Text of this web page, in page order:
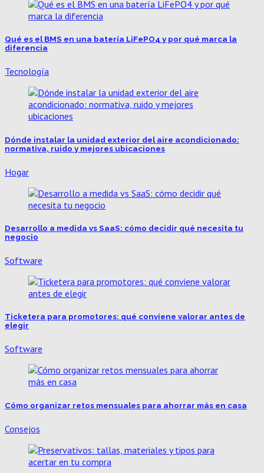
Qué es el BMS en una batería LiFePO4 y por qué marca la
diferencia
Tecnología
Dónde instalar la unidad exterior del aire acondicionado:
normativa, ruido y mejores ubicaciones
Hogar
Desarrollo a medida vs SaaS: cómo decidir qué necesita tu
negocio
Software
Ticketera para promotores: qué conviene valorar antes de
elegir
Software
Cómo organizar retos mensuales para ahorrar más en casa
Consejos